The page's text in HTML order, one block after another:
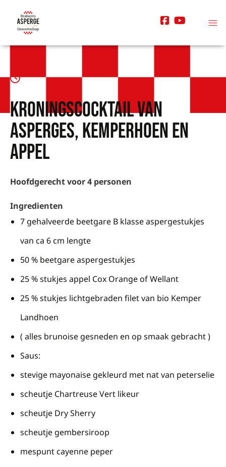
Kroningscocktail van
asperges, kemperhoen en
appel
Hoofdgerecht voor 4 personen
Ingredienten
7 gehalveerde beetgare B klasse aspergestukjes
van ca 6 cm lengte
50 % beetgare aspergestukjes
25 % stukjes appel Cox Orange of Wellant
25 % stukjes lichtgebraden filet van bio Kemper
Landhoen
( alles brunoise gesneden en op smaak gebracht )
Saus:
stevige mayonaise gekleurd met nat van peterselie
scheutje Chartreuse Vert likeur
scheutje Dry Sherry
scheutje gembersiroop
mespunt cayenne peper